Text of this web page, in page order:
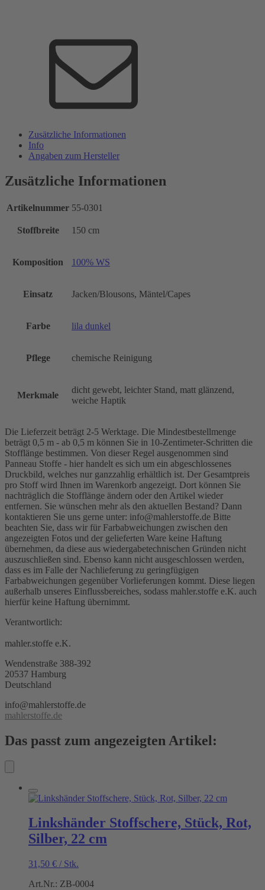
Zusätzliche Informationen
Info
Angaben zum Hersteller
Zusätzliche Informationen
Artikelnummer 55-0301
Stoffbreite 150 cm
Komposition 100% WS
Einsatz Jacken/Blousons, Mäntel/Capes
Farbe lila dunkel
Pflege chemische Reinigung
Merkmale
dicht gewebt, leichter Stand, matt glänzend,
weiche Haptik
Die Lieferzeit beträgt 2-5 Werktage. Die Mindestbestellmenge
beträgt 0,5 m - ab 0,5 m können Sie in 10-Zentimeter-Schritten die
Stofflänge bestimmen. Von dieser Regel ausgenommen sind
Panneau Stoffe - hier handelt es sich um ein abgeschlossenes
Druckbild, welches nur ganzzahlig erhältlich ist. Der Gesamtpreis
pro Stoff wird Ihnen im Warenkorb angezeigt. Dort können Sie
nachträglich die Stofflänge ändern oder den Artikel wieder
entfernen. Sie wünschen mehr als den aktuellen Bestand? Dann
kontaktieren Sie uns gerne unter: info@mahlerstoffe.de Bitte
beachten Sie, dass wir für Farbabweichungen zwischen den
angezeigten Fotos und der gelieferten Ware keine Haftung
übernehmen, da diese aus wiedergabetechnischen Gründen nicht
auszuschließen sind. Ebenso kann nicht ausgeschlossen werden,
dass es im Falle der Nachlieferung zu geringfügigen
Farbabweichungen gegenüber Vorlieferungen kommt. Diese liegen
außerhalb unseres Einflussbereiches, sodass mahler.stoffe e.K. auch
hierfür keine Haftung übernimmt.
Verantwortlich:
mahler.stoffe e.K.
Wendenstraße 388-392
20537 Hamburg
Deutschland
info@mahlerstoffe.de
mahlerstoffe.de
Das passt zum angezeigten Artikel:
Linkshänder Stoffschere, Stück, Rot,
Silber, 22 cm
31,50 € / Stk.
Art.Nr.: ZB-0004